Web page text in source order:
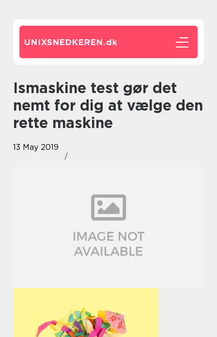
UNIXSNEDKEREN.dk
Ismaskine test gør det
nemt for dig at vælge den
rette maskine
13 May 2019